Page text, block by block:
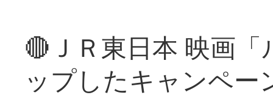
🔴ＪＲ東日本 映画
ップしたキャンペー